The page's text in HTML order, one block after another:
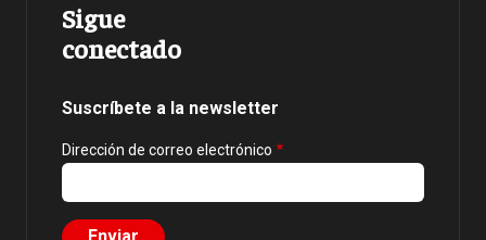
Sigue
conectado
Suscríbete a la newsletter
Dirección de correo electrónico